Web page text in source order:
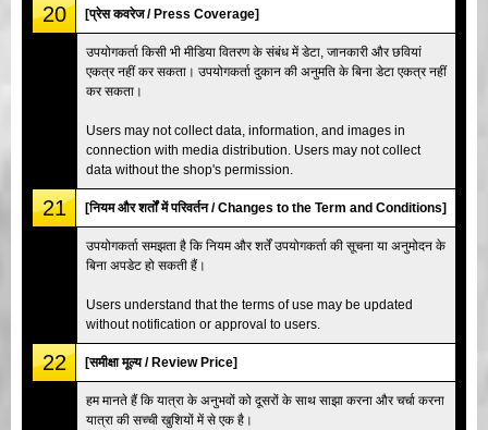
20 [प्रेस कवरेज / Press Coverage]
उपयोगकर्ता किसी भी मीडिया वितरण के संबंध में डेटा, जानकारी और छवियां
एकत्र नहीं कर सकता। उपयोगकर्ता दुकान की अनुमति के बिना डेटा एकत्र नहीं
कर सकता।
Users may not collect data, information, and images in
connection with media distribution. Users may not collect
data without the shop's permission.
21 [नियम और शर्तों में परिवर्तन / Changes to the Term and Conditions]
उपयोगकर्ता समझता है कि नियम और शर्तें उपयोगकर्ता की सूचना या अनुमोदन के
बिना अपडेट हो सकती हैं।
Users understand that the terms of use may be updated
without notification or approval to users.
22 [समीक्षा मूल्य / Review Price]
हम मानते हैं कि यात्रा के अनुभवों को दूसरों के साथ साझा करना और चर्चा करना
यात्रा की सच्ची खुशियों में से एक है।